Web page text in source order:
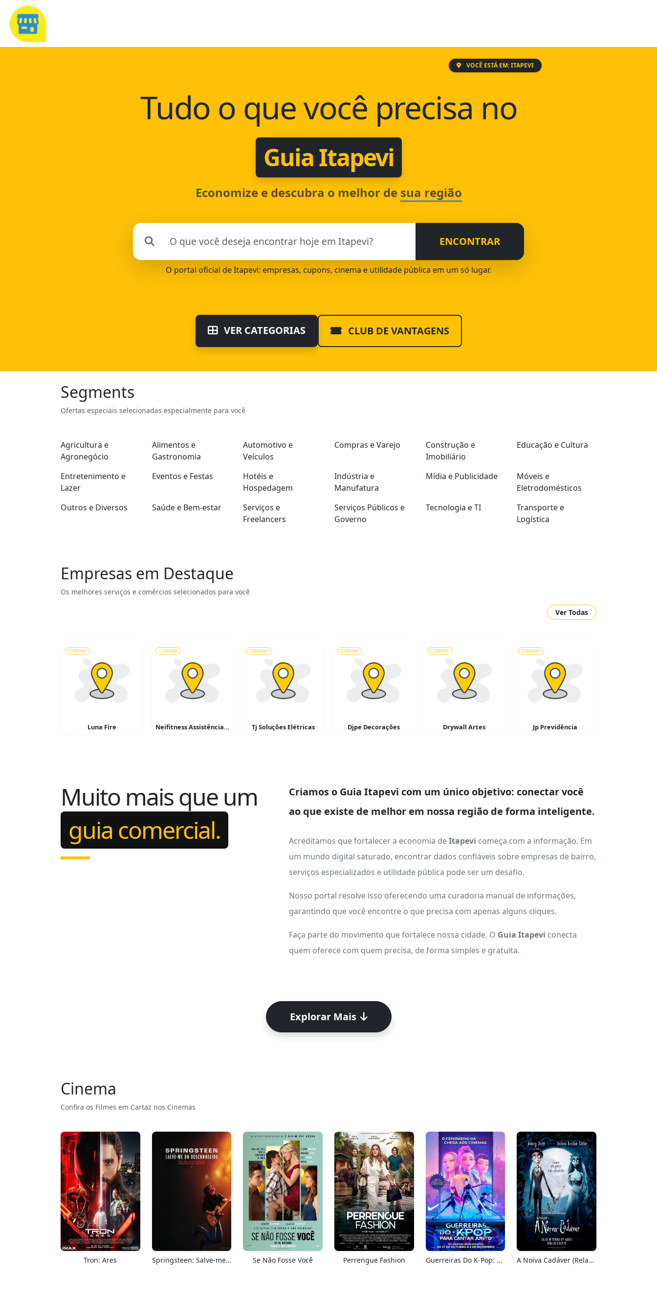
VOCÊ ESTÁ EM: ITAPEVI
Tudo o que você precisa no
Guia Itapevi
Economize e descubra o melhor de sua região
ENCONTRAR
O portal oficial de Itapevi: empresas, cupons, cinema e utilidade pública em um só lugar.
VER CATEGORIAS CLUB DE VANTAGENS
Segments
Ofertas especiais selecionadas especialmente para você
Agricultura e
Agronegócio
Alimentos e
Gastronomia
Automotivo e
Veículos
Compras e Varejo
Construção e
Imobiliário
Educação e Cultura
Entretenimento e
Lazer
Eventos e Festas
Hotéis e
Hospedagem
Indústria e
Manufatura
Mídia e Publicidade
Móveis e
Eletrodomésticos
Outros e Diversos
Saúde e Bem-estar
Serviços e
Freelancers
Serviços Públicos e
Governo
Tecnologia e TI
Transporte e
Logística
Empresas em Destaque
Os melhores serviços e comércios selecionados para você
Ver Todas
COMPANY
Luna Fire
COMPANY
Neifitness Assistência Técnica Em Esteiras e Equipantos de Ginástica
COMPANY
Tj Soluções Elétricas
COMPANY
Djpe Decorações
COMPANY
Drywall Artes
COMPANY
Jp Previdência
Muito mais que um
guia comercial.
Criamos o Guia Itapevi com um único objetivo: conectar você
ao que existe de melhor em nossa região de forma inteligente.
Acreditamos que fortalecer a economia deItapevi começa com a informação. Em
um mundo digital saturado, encontrar dados confiáveis sobre empresas de bairro,
serviços especializados e utilidade pública pode ser um desafio.
Nosso portal resolve isso oferecendo uma curadoria manual de informações,
garantindo que você encontre o que precisa com apenas alguns cliques.
Faça parte do movimento que fortalece nossa cidade. O Guia Itapevi conecta
quem oferece com quem precisa, de forma simples e gratuita.
Explorar Mais
Cinema
Confira os Filmes em Cartaz nos Cinemas
Tron: Ares Springsteen: Salve-me Do Desconhecido Se Não Fosse Você Perrengue Fashion Guerreiras Do K-Pop: Para Cantar Junto A Noiva Cadáver (Relançamento)